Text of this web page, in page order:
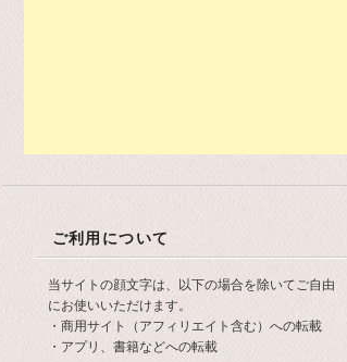
ご利用について
当サイトの顔文字は、以下の場合を除いてご自由
にお使いいただけます。
・商用サイト（アフィリエイト含む）への転載
・アプリ、書籍などへの転載